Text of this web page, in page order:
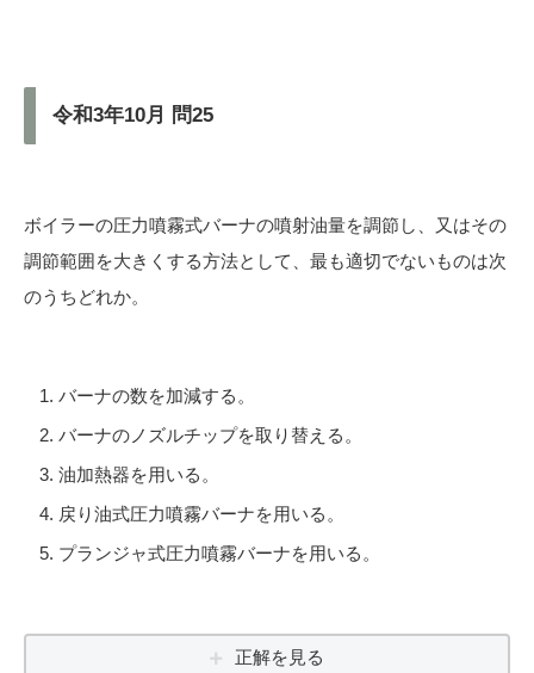
令和3年10月 問25
ボイラーの圧力噴霧式バーナの噴射油量を調節し、又はその
調節範囲を大きくする方法として、最も適切でないものは次
のうちどれか。
バーナの数を加減する。
バーナのノズルチップを取り替える。
油加熱器を用いる。
戻り油式圧力噴霧バーナを用いる。
プランジャ式圧力噴霧バーナを用いる。
正解を見る